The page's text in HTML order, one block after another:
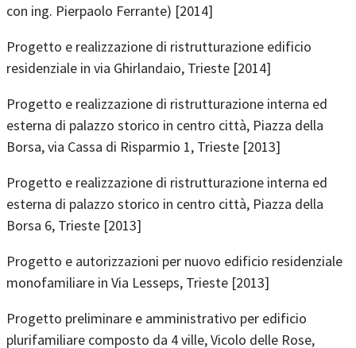
con ing. Pierpaolo Ferrante) [2014]
Progetto e realizzazione di ristrutturazione edificio
residenziale in via Ghirlandaio, Trieste [2014]
Progetto e realizzazione di ristrutturazione interna ed
esterna di palazzo storico in centro città, Piazza della
Borsa, via Cassa di Risparmio 1, Trieste [2013]
Progetto e realizzazione di ristrutturazione interna ed
esterna di palazzo storico in centro città, Piazza della
Borsa 6, Trieste [2013]
Progetto e autorizzazioni per nuovo edificio residenziale
monofamiliare in Via Lesseps, Trieste [2013]
Progetto preliminare e amministrativo per edificio
plurifamiliare composto da 4 ville, Vicolo delle Rose,